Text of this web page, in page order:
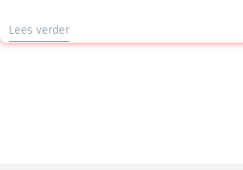
Lees verder